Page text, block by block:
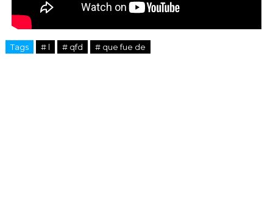
Tags # l # qfd # que fue de